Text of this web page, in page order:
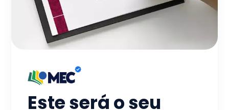
Este será o seu